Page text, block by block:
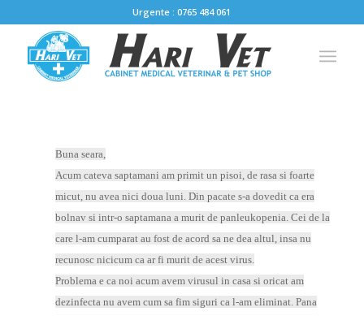
Urgente : 0765 484 061
Buna seara,
Acum cateva saptamani am primit un pisoi, de rasa si foarte
micut, nu avea nici doua luni. Din pacate s-a dovedit ca era
bolnav si intr-o saptamana a murit de panleukopenia. Cei de la
care l-am cumparat au fost de acord sa ne dea altul, insa nu
recunosc nicicum ca ar fi murit de acest virus.
Problema e ca noi acum avem virusul in casa si oricat am
dezinfecta nu avem cum sa fim siguri ca l-am eliminat. Pana